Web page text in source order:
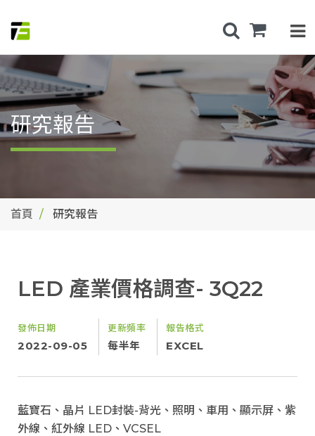
研究報告
首頁 研究報告
LED 產業價格調查- 3Q22
發佈日期
2022-09-05
更新頻率
每半年
報告格式
EXCEL
藍寶石、晶片 LED封裝-背光、照明、車用、顯示屏、紫
外線、紅外線 LED、VCSEL